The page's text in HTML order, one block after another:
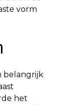
vorm
belangrijk
het